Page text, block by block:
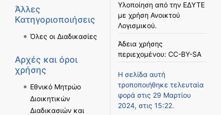
Άλλες
Κατηγοριοποιήσεις
Όλες οι Διαδικασίες
Αρχές και όροι
χρήσης
Εθνικό Μητρώο
Διοικητικών
Διαδικασιών και
Υλοποίηση από την ΕΔΥΤΕ
με χρήση Ανοικτού
Λογισμικού.
Άδεια χρήσης
περιεχομένου: CC-BY-SA
Η σελίδα αυτή
τροποποιήθηκε τελευταία
φορά στις 29 Μαρτίου
2024, στις 15:22.